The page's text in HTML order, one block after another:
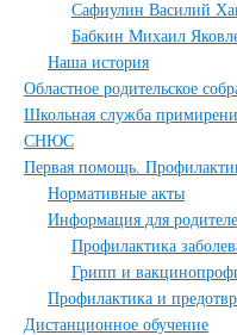
Сафиулин Василий
Бабкин Михаил
Наша история
Областное родительское
Школьная служба
СНЮС
Первая помощь.
Нормативные акты
Информация для
Профилактика
Грипп и
Профилактика и
Дистанционное обучение